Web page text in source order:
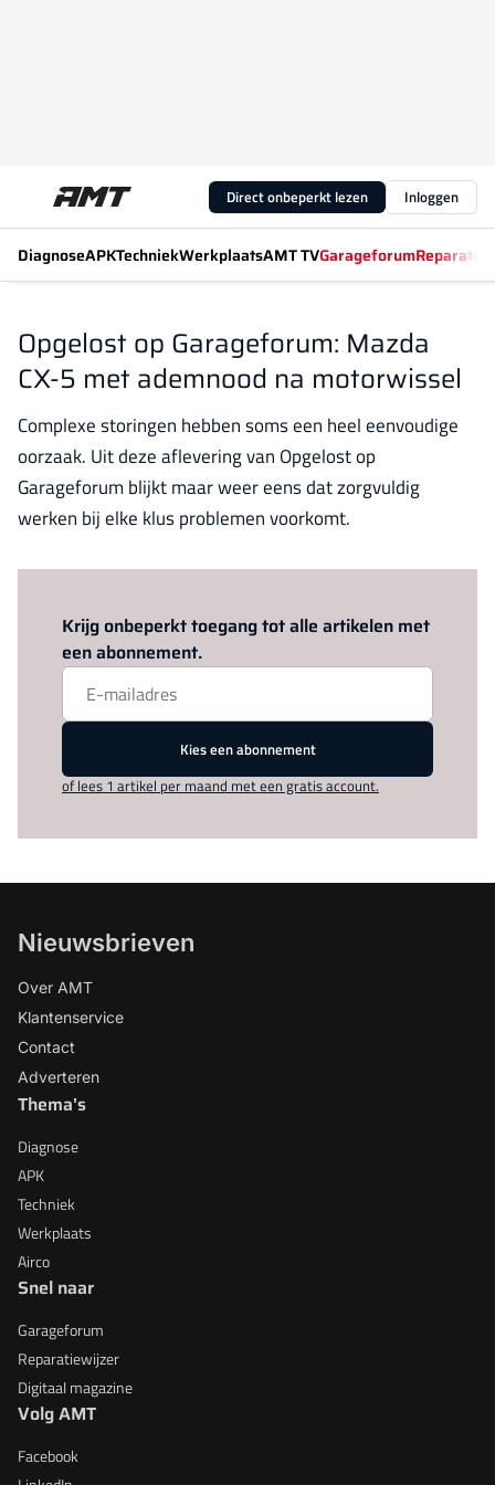
Direct onbeperkt lezen Inloggen
DiagnoseAPKTechniekWerkplaatsAMT TVGarageforum
Opgelost op Garageforum: Mazda
CX-5 met ademnood na motorwissel
Complexe storingen hebben soms een heel eenvoudige
oorzaak. Uit deze aflevering van Opgelost op
Garageforum blijkt maar weer eens dat zorgvuldig
werken bij elke klus problemen voorkomt.
Krijg onbeperkt toegang tot alle artikelen met
een abonnement.
Kies een abonnement
of lees 1 artikel per maand met een gratis account.
Nieuwsbrieven
Over AMT
Klantenservice
Contact
Adverteren
Thema's
Diagnose
APK
Techniek
Werkplaats
Airco
Snel naar
Garageforum
Reparatiewijzer
Digitaal magazine
Volg AMT
Facebook